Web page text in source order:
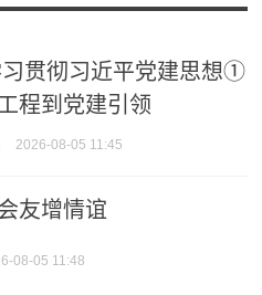
贯彻习近平党建思想①
程到党建引领
2026-08-05 11:45
友增情谊
08-05 11:48